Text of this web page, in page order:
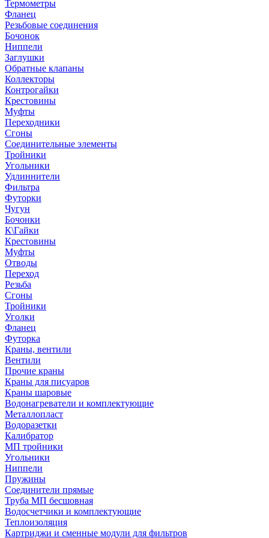
Термометры
Фланец
Резьбовые соединения
Бочонок
Ниппели
Заглушки
Обратные клапаны
Коллекторы
Контрогайки
Крестовины
Муфты
Переходники
Сгоны
Соединительные элементы
Тройники
Угольники
Удлиннители
Фильтра
Футорки
Чугун
Бочонки
К\Гайки
Крестовины
Муфты
Отводы
Переход
Резьба
Сгоны
Тройники
Уголки
Фланец
Футорка
Краны, вентили
Вентили
Прочие краны
Краны для писуаров
Краны шаровые
Водонагреватели и комплектующие
Металлопласт
Водоразетки
Калибратор
МП тройники
Угольники
Ниппели
Пружины
Соединители прямые
Труба МП бесшовная
Водосчетчики и комплектующие
Теплоизоляция
Картриджи и сменные модули для фильтров